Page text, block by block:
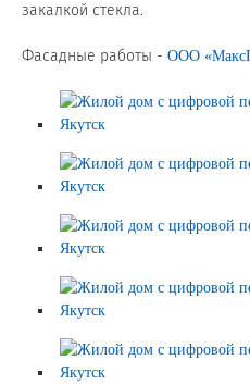
Контакты
+7 (391) 278-77-77
info@sibglass.ru
Личный кабинет
Продажа Б/У
закалкой стекла.
Фасадные работы - ООО